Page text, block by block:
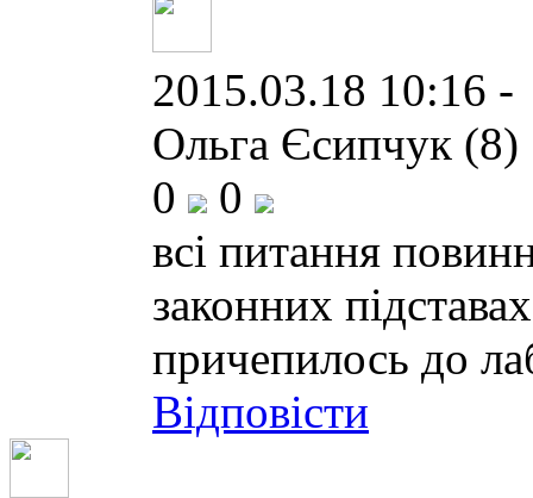
2015.03.18 10:16 -
Ольга Єсипчук (8)
0
0
всі питання
законних
причепилось до
Відповісти